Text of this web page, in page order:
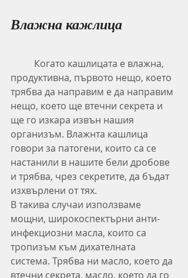
Влажна кажлица
продуктивна, първото нещо, което
трябва да направим е да направим
нещо, което ще втечни секрета и
ще го изкара извън нашия
организъм. Влажнта кашлица
говори за патогени, които са се
настанили в нашите бели дробове
и трябва, чрез секретите, да бъдат
изхвърлени от тях.
В такива случаи използваме
мощни, широкоспектърни анти-
инфекциозни масла, които са
тропизъм към дихателната
система. Трябва ни масло, което да
втечни секрета, масло, което да го